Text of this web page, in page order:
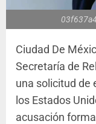
Ciudad De
Secretaría de
una solicitud de
los Estados
acusación